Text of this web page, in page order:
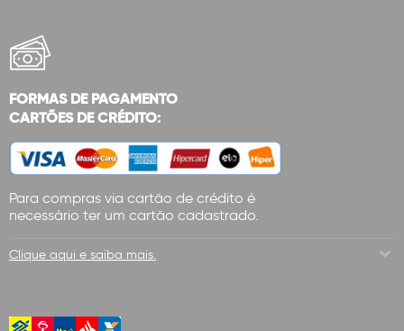
FORMAS DE PAGAMENTO
CARTÕES DE CRÉDITO:
Para compras via cartão de crédito é
necessário ter um cartão cadastrado.
Clique aqui e saiba mais.